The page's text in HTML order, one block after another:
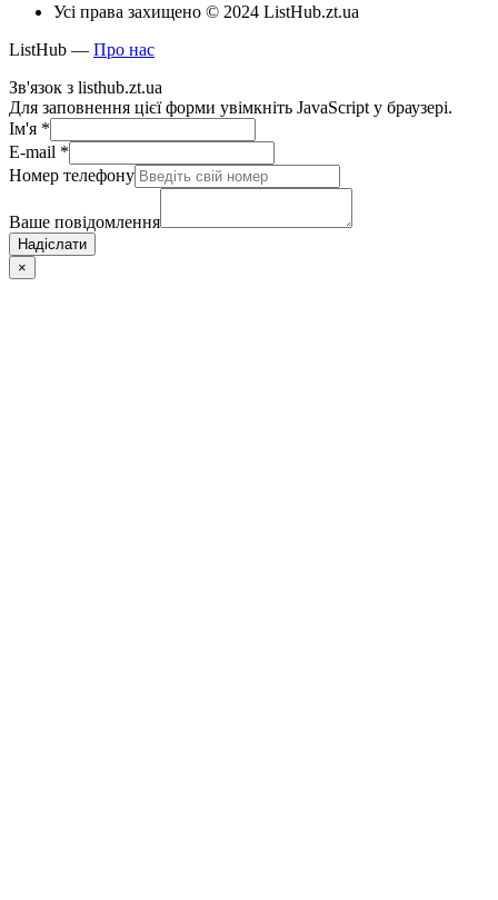
Усі права захищено © 2024 ListHub.zt.ua
ListHub — Про нас
Зв'язок з listhub.zt.ua
Для заповнення цієї форми увімкніть JavaScript у браузері.
Ім'я *
E-mail *
Номер телефону
Ваше повідомлення
Надіслати
×